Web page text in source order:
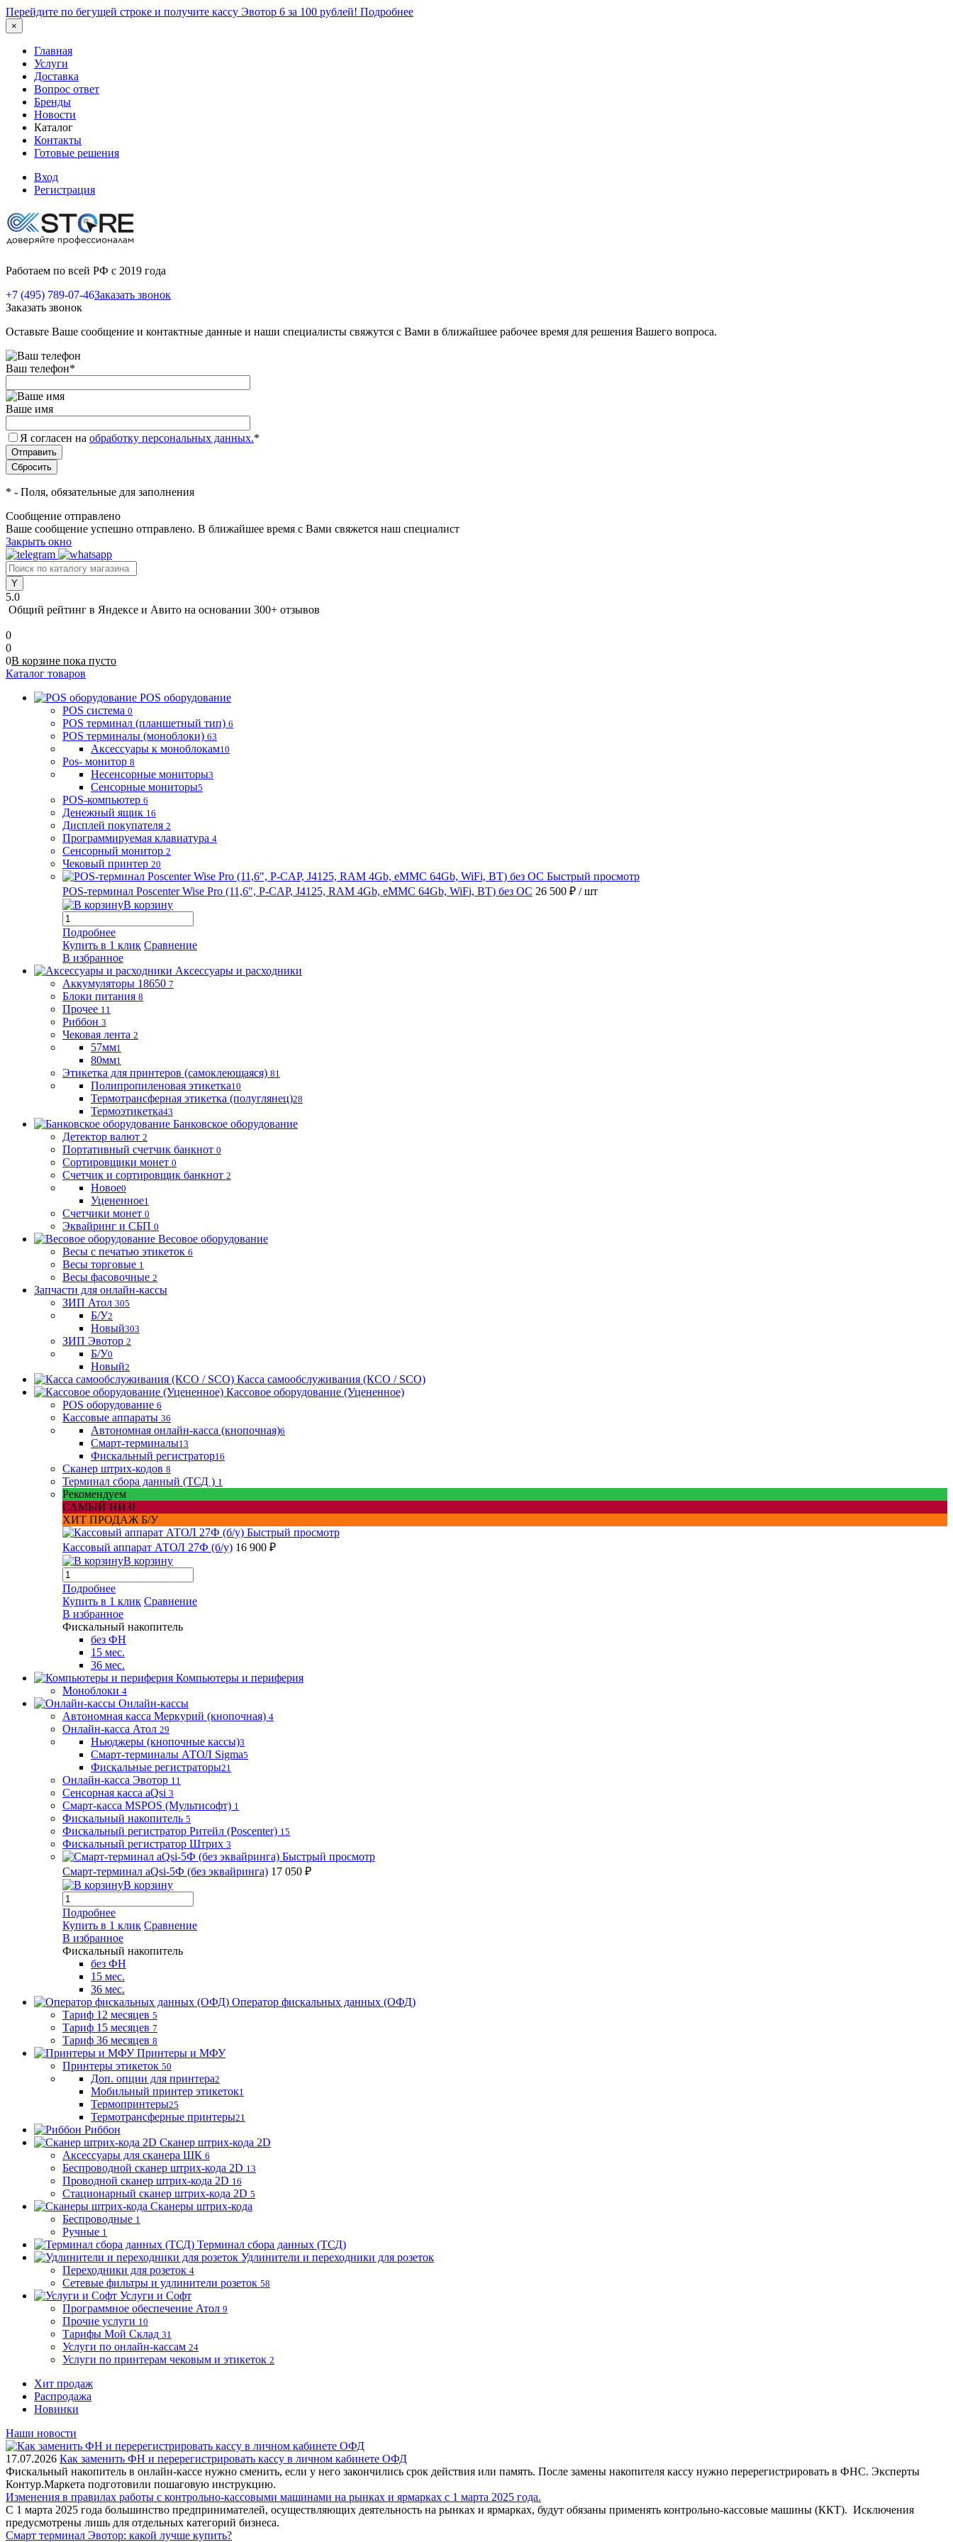
Перейдите по бегущей строке и получите кассу Эвотор 6 за 100 рублей! Подробнее
×
Главная
Услуги
Доставка
Вопрос ответ
Бренды
Новости
Каталог
Контакты
Готовые решения
Вход
Регистрация
Работаем по всей РФ с 2019 года
+7 (495) 789-07-46Заказать звонок
Заказать звонок
Оставьте Ваше сообщение и контактные данные и наши специалисты свяжутся с Вами в ближайшее рабочее время для решения Вашего вопроса.
Ваш телефон*
Ваше имя
Я согласен на обработку персональных данных.*
* - Поля, обязательные для заполнения
Сообщение отправлено
Ваше сообщение успешно отправлено. В ближайшее время с Вами свяжется наш специалист
Закрыть окно
5.0
Общий рейтинг в Яндексе и Авито на основании 300+ отзывов
0
0
0В корзине пока пусто
Каталог товаров
POS оборудование
POS система 0
POS терминал (планшетный тип) 6
POS терминалы (моноблоки) 63
Аксессуары к моноблокам10
Pos- монитор 8
Несенсорные мониторы3
Сенсорные мониторы5
POS-компьютер 6
Денежный ящик 16
Дисплей покупателя 2
Программируемая клавиатура 4
Сенсорный монитор 2
Чековый принтер 20
Быстрый просмотр
POS-терминал Poscenter Wise Pro (11,6", P-CAP, J4125, RAM 4Gb, eMMC 64Gb, WiFi, BT) без ОС 26 500 ₽ / шт
В корзину
Подробнее
Купить в 1 клик Сравнение
В избранное
Аксессуары и расходники
Аккумуляторы 18650 7
Блоки питания 8
Прочее 11
Риббон 3
Чековая лента 2
57мм1
80мм1
Этикетка для принтеров (самоклеющаяся) 81
Полипропиленовая этикетка10
Термотрансферная этикетка (полуглянец)28
Термоэтикетка43
Банковское оборудование
Детектор валют 2
Портативный счетчик банкнот 0
Сортировщики монет 0
Счетчик и сортировщик банкнот 2
Новое0
Уцененное1
Счетчики монет 0
Эквайринг и СБП 0
Весовое оборудование
Весы с печатью этикеток 6
Весы торговые 1
Весы фасовочные 2
Запчасти для онлайн-кассы
ЗИП Атол 305
Б/У2
Новый303
ЗИП Эвотор 2
Б/У0
Новый2
Касса самообслуживания (КСО / SCO)
Кассовое оборудование (Уцененное)
POS оборудование 6
Кассовые аппараты 36
Автономная онлайн-касса (кнопочная)6
Смарт-терминалы13
Фискальный регистратор16
Сканер штрих-кодов 8
Терминал сбора данный (ТСД ) 1
Рекомендуем
САМЫЙ НИЗ!
ХИТ ПРОДАЖ Б/У
Быстрый просмотр
Кассовый аппарат АТОЛ 27Ф (б/у) 16 900 ₽
В корзину
Подробнее
Купить в 1 клик Сравнение
В избранное
Фискальный накопитель
без ФН
15 мес.
36 мес.
Компьютеры и периферия
Моноблоки 4
Онлайн-кассы
Автономная касса Меркурий (кнопочная) 4
Онлайн-касса Атол 29
Ньюджеры (кнопочные кассы)3
Смарт-терминалы АТОЛ Sigma5
Фискальные регистраторы21
Онлайн-касса Эвотор 11
Сенсорная касса aQsi 3
Смарт-касса MSPOS (Мультисофт) 1
Фискальный накопитель 5
Фискальный регистратор Ритейл (Poscenter) 15
Фискальный регистратор Штрих 3
Быстрый просмотр
Смарт-терминал aQsi-5Ф (без эквайринга) 17 050 ₽
В корзину
Подробнее
Купить в 1 клик Сравнение
В избранное
Фискальный накопитель
без ФН
15 мес.
36 мес.
Оператор фискальных данных (ОФД)
Тариф 12 месяцев 5
Тариф 15 месяцев 7
Тариф 36 месяцев 8
Принтеры и МФУ
Принтеры этикеток 50
Доп. опции для принтера2
Мобильный принтер этикеток1
Термопринтеры25
Термотрансферные принтеры21
Риббон
Сканер штрих-кода 2D
Аксессуары для сканера ШК 6
Беспроводной сканер штрих-кода 2D 13
Проводной сканер штрих-кода 2D 16
Стационарный сканер штрих-кода 2D 5
Сканеры штрих-кода
Беспроводные 1
Ручные 1
Терминал сбора данных (ТСД)
Удлинители и переходники для розеток
Переходники для розеток 4
Сетевые фильтры и удлинители розеток 58
Услуги и Софт
Программное обеспечение Атол 9
Прочие услуги 10
Тарифы Мой Склад 31
Услуги по онлайн-кассам 24
Услуги по принтерам чековым и этикеток 2
Хит продаж
Распродажа
Новинки
Наши новости
17.07.2026 Как заменить ФН и перерегистрировать кассу в личном кабинете ОФД
Фискальный накопитель в онлайн-кассе нужно сменить, если у него закончились срок действия или память. После замены накопителя кассу нужно перерегистрировать в ФНС. Эксперты
Контур.Маркета подготовили пошаговую инструкцию.
Изменения в правилах работы с контрольно-кассовыми машинами на рынках и ярмарках с 1 марта 2025 года.
С 1 марта 2025 года большинство предпринимателей, осуществляющих деятельность на рынках и ярмарках, будут обязаны применять контрольно-кассовые машины (ККТ). Исключения
предусмотрены лишь для отдельных категорий бизнеса.
Смарт терминал Эвотор: какой лучше купить?